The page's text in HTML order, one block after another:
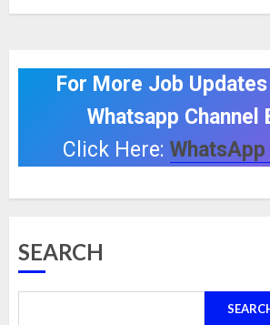
For More Job
Whatsapp Channel
Click Here: WhatsApp
SEARCH